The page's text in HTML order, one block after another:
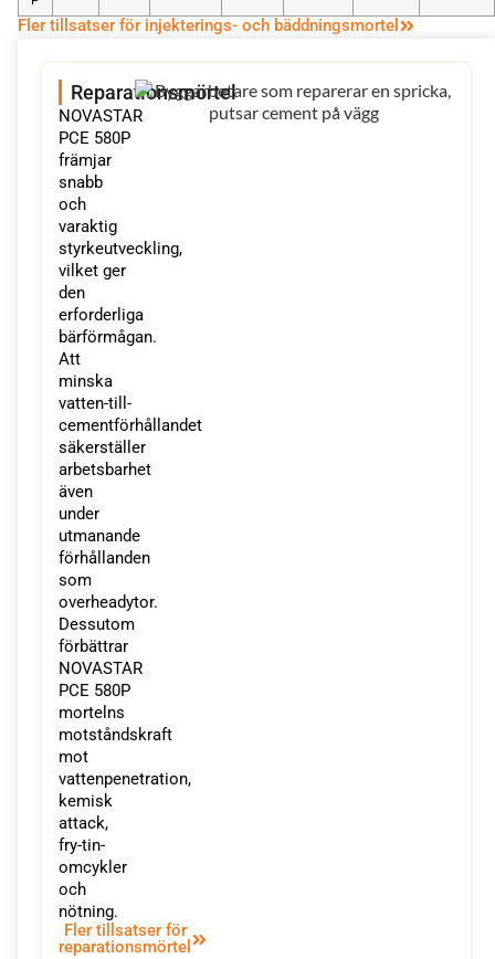
Fler tillsatser för injekterings- och bäddningsmortel
Reparationsmörtel
NOVASTAR
PCE 580P
främjar
snabb
och
varaktig
styrkeutveckling,
vilket ger
den
erforderliga
bärförmågan.
Att
minska
vatten-till-
cementförhållandet
säkerställer
arbetsbarhet
även
under
utmanande
förhållanden
som
overheadytor.
Dessutom
förbättrar
NOVASTAR
PCE 580P
mortelns
motståndskraft
mot
vattenpenetration,
kemisk
attack,
fry-tin-
omcykler
och
nötning.
Fler tillsatser för
reparationsmörtel